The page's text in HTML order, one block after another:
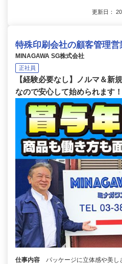
更新日：
特殊印刷会社の顧客管理営
MINAGAWA SG株式会社
正社員
【経験必要なし】ノルマ＆新
なので安心して始められます！
仕事内容
パッケージに立体感や美